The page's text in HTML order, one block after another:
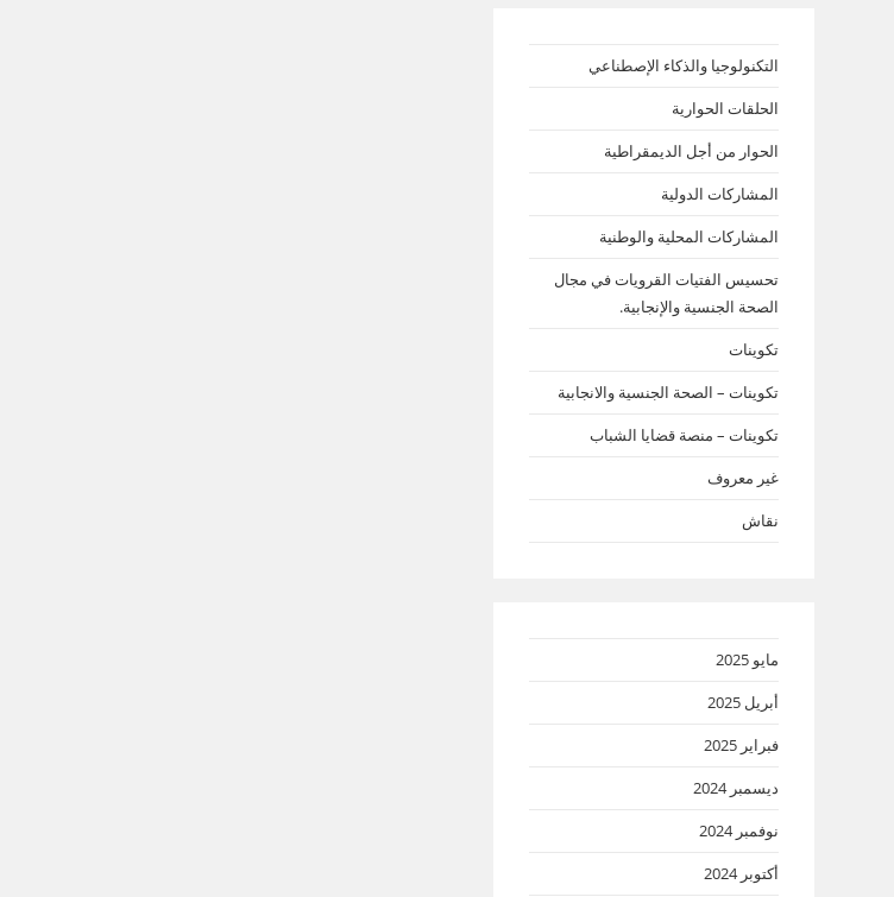
التكنولوجيا والذكاء الإصطناعي
الحلقات الحوارية
الحوار من أجل الديمقراطية
المشاركات الدولية
المشاركات المحلية والوطنية
تحسيس الفتيات القرويات في مجال
الصحة الجنسية والإنجابية.
تكوينات
تكوينات – الصحة الجنسية والانجابية
تكوينات – منصة قضايا الشباب
غير معروف
نقاش
مايو 2025
أبريل 2025
فبراير 2025
ديسمبر 2024
نوفمبر 2024
أكتوبر 2024